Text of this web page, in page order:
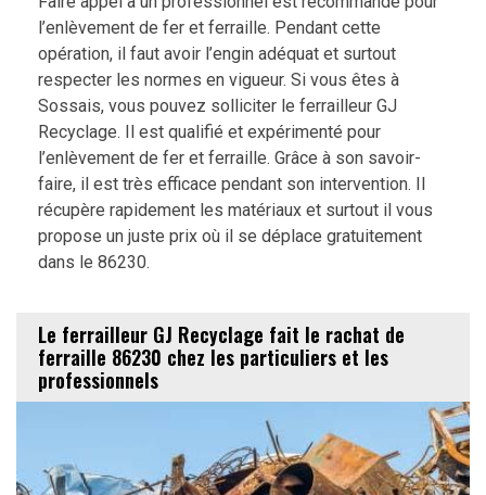
l’enlèvement de fer et ferraille. Pendant cette
opération, il faut avoir l’engin adéquat et surtout
respecter les normes en vigueur. Si vous êtes à
Sossais, vous pouvez solliciter le ferrailleur GJ
Recyclage. Il est qualifié et expérimenté pour
l’enlèvement de fer et ferraille. Grâce à son savoir-
faire, il est très efficace pendant son intervention. Il
récupère rapidement les matériaux et surtout il vous
propose un juste prix où il se déplace gratuitement
dans le 86230.
Le ferrailleur GJ Recyclage fait le rachat de
ferraille 86230 chez les particuliers et les
professionnels